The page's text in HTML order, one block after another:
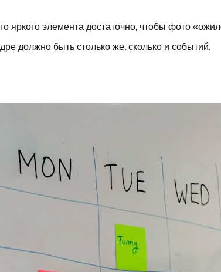
яркого элемента достаточно, чтобы фото
должно быть столько же, сколько и событий.